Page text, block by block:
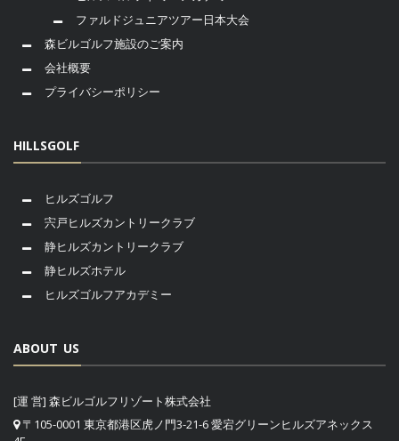
ファルドジュニアツアー日本大会
森ビルゴルフ施設のご案内
会社概要
プライバシーポリシー
HILLSGOLF
ヒルズゴルフ
宍戸ヒルズカントリークラブ
静ヒルズカントリークラブ
静ヒルズホテル
ヒルズゴルフアカデミー
ABOUT US
[運 営] 森ビルゴルフリゾート株式会社
〒105-0001 東京都港区虎ノ門3-21-6 愛宕グリーンヒルズアネックス